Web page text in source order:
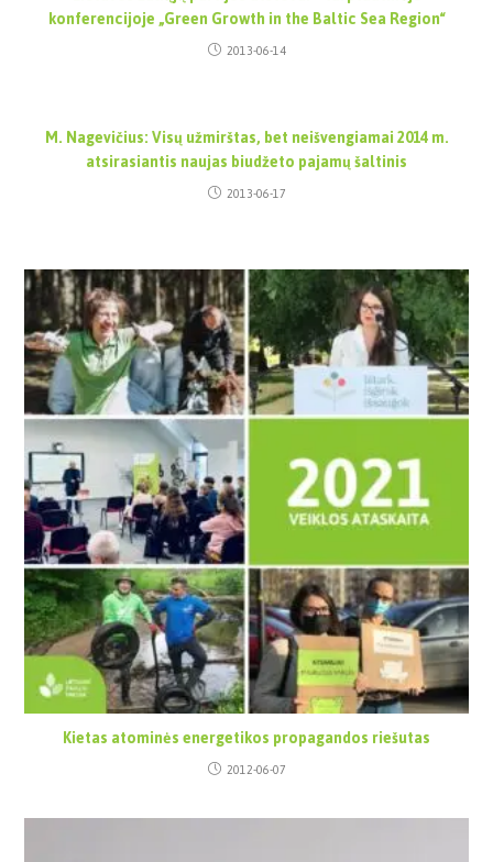
konferencijoje „Green Growth in the Baltic Sea Region“
2013-06-14
M. Nagevičius: Visų užmirštas, bet neišvengiamai 2014 m.
atsirasiantis naujas biudžeto pajamų šaltinis
2013-06-17
Kietas atominės energetikos propagandos riešutas
2012-06-07